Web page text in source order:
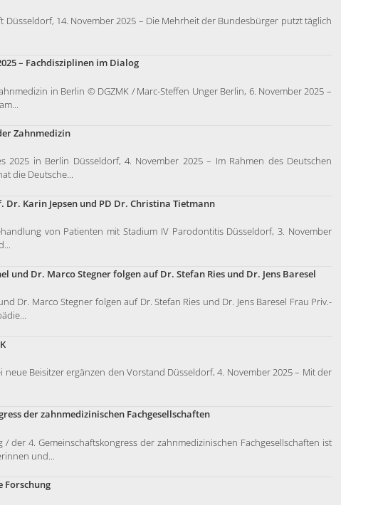
14. November 2025 – Die Mehrheit der Bundesbürger putzt täglich
– Fachdisziplinen im Dialog
in Berlin © DGZMK / Marc-Steffen Unger Berlin, 6. November 2025 –
Zahnmedizin
2025 in Berlin Düsseldorf, 4. November 2025 – Im Rahmen des Deutschen
die Deutsche...
Karin Jepsen und PD Dr. Christina Tietmann
von Patienten mit Stadium IV Parodontitis Düsseldorf, 3. November
und Dr. Marco Stegner folgen auf Dr. Stefan Ries und Dr. Jens Baresel
Dr. Marco Stegner folgen auf Dr. Stefan Ries und Dr. Jens Baresel Frau Priv.-
neue Beisitzer ergänzen den Vorstand Düsseldorf, 4. November 2025 – Mit der
der zahnmedizinischen Fachgesellschaften
der 4. Gemeinschaftskongress der zahnmedizinischen Fachgesellschaften ist
und...
Forschung